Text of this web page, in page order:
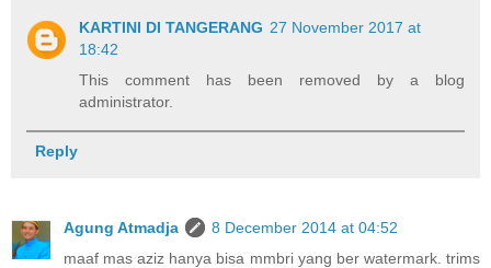
KARTINI DI TANGERANG 27 November 2017 at
18:42
This comment has been removed by a blog
administrator.
Reply
Agung Atmadja
8 December 2014 at 04:52
maaf mas aziz hanya bisa mmbri yang ber watermark. trims